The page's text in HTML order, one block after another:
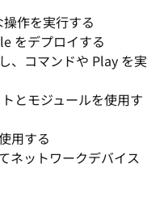
作を実行する
をデプロイする
、コマンドや Play を実
とモジュールを使用す
用する
ネットワークデバイス